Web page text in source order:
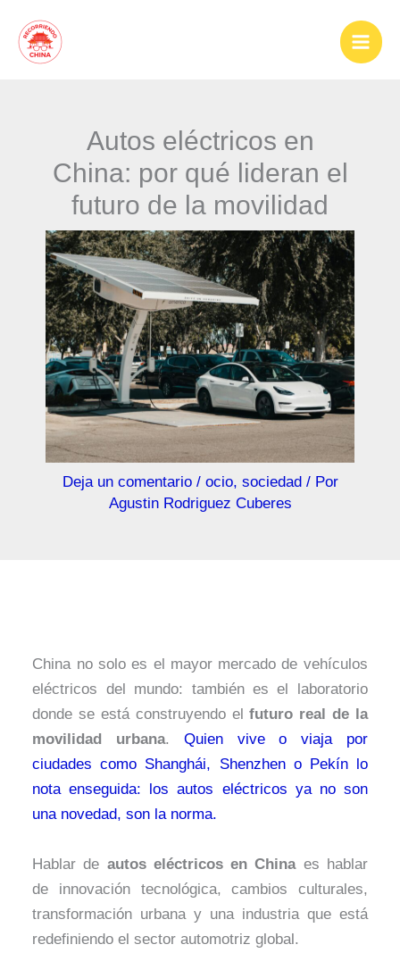
contenido
Autos eléctricos en
China: por qué lideran el
futuro de la movilidad
Deja un comentario / ocio, sociedad/ Por
Agustin Rodriguez Cuberes
China no solo es el mayor mercado de vehículos
eléctricos del mundo: también es el laboratorio
donde se está construyendo elfuturo real de la
movilidad urbana. Quien vive o viaja por
ciudades como Shanghái, Shenzhen o Pekín lo
nota enseguida: los autos eléctricos ya no son
una novedad, son la norma.
Hablar de autos eléctricos en Chinaes hablar
de innovación tecnológica, cambios culturales,
transformación urbana y una industria que está
redefiniendo el sector automotriz global.